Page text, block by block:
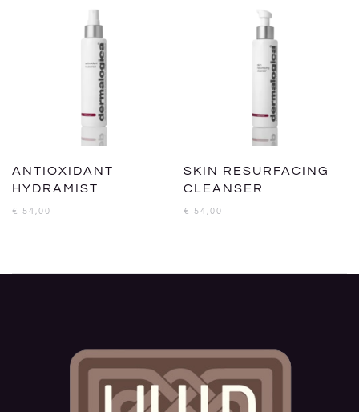
ANTIOXIDANT
HYDRAMIST
€ 54,00
SKIN RESURFACING
CLEANSER
€ 54,00